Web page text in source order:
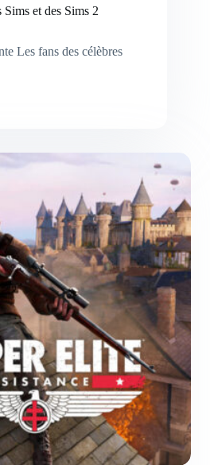
et des Sims 2
Les fans des célèbres